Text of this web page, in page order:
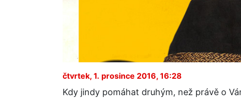
čtvrtek, 1. prosince 2016, 16:28
Kdy jindy pomáhat druhým, než právě o